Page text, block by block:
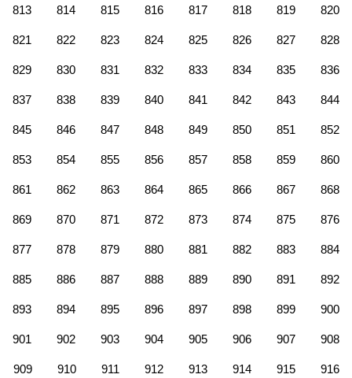
813 814 815 816 817 818 819 820
821 822 823 824 825 826 827 828
829 830 831 832 833 834 835 836
837 838 839 840 841 842 843 844
845 846 847 848 849 850 851 852
853 854 855 856 857 858 859 860
861 862 863 864 865 866 867 868
869 870 871 872 873 874 875 876
877 878 879 880 881 882 883 884
885 886 887 888 889 890 891 892
893 894 895 896 897 898 899 900
901 902 903 904 905 906 907 908
909 910 911 912 913 914 915 916